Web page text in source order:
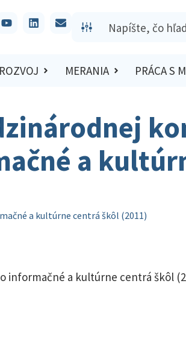
MERANIA PRÁCA S
a
a kultúrne centrá škôl (2011)
informačné a kultúrne centrá škôl